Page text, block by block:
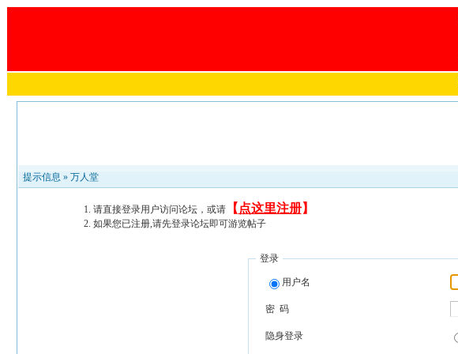
提示信息 » 万人堂
请直接登录用户访问论坛，或请【 点这里注册】
如果您已注册,请先登录论坛即可游览帖子
登录
用户名
密 码
隐身登录